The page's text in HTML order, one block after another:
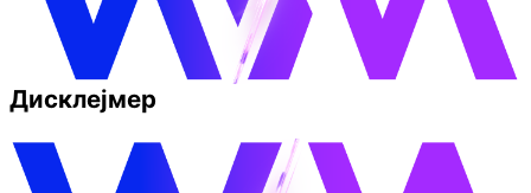
Дисклејмер